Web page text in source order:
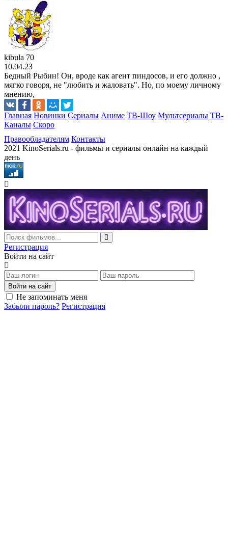
kibula 70
10.04.23
Бедный Рыбин! Он, вроде как агент пиндосов, и его должно ,
мягко говоря, не "любить и жаловать". Но, по моему личному
мнению,
Главная Новинки Сериалы Аниме ТВ-Шоу Мультсериалы ТВ-
Каналы Скоро
Правообладателям Контакты
2021 KinoSerials.ru - фильмы и сериалы онлайн на каждый
день
Регистрация
Войти на сайт
Войти на сайт
Не запоминать меня
Забыли пароль? Регистрация